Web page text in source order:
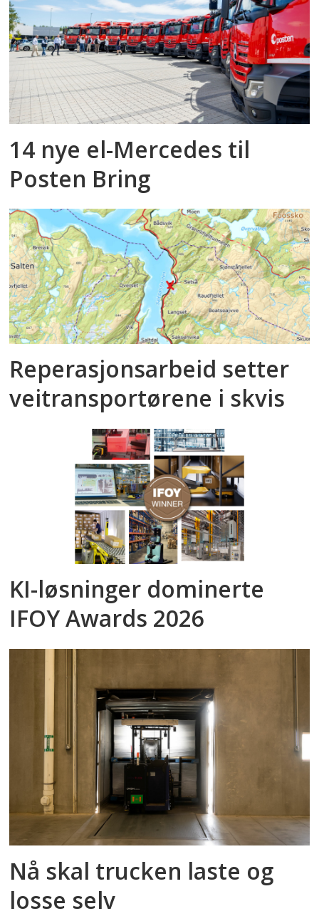
14 nye el-Mercedes til
Posten Bring
Reperasjonsarbeid setter
veitransportørene i skvis
KI-løsninger dominerte
IFOY Awards 2026
Nå skal trucken laste og
losse selv